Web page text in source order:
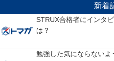
新着
STRUX合格者にインタ
は？
勉強した気にならないよ